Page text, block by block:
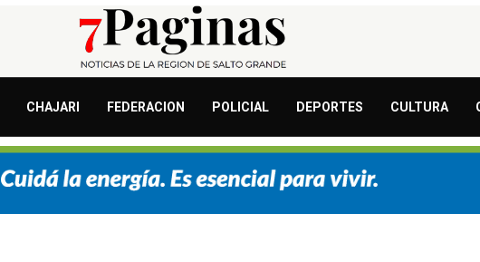
CHAJARI FEDERACION POLICIAL DEPORTES CULTURA